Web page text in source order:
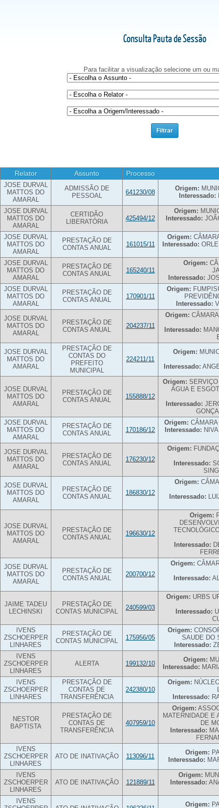
Consulta Pauta de Sessão
Para facilitar a visualização selecione um ou
Relator Assunto Processo
JOSE DURVAL
MATTOS DO
AMARAL
ADMISSÃO DE
PESSOAL
641230/08
Origem:
Interessado:
JOSE DURVAL
MATTOS DO
AMARAL
CERTIDÃO
LIBERATÓRIA
425494/12
Origem:
Interessado:
JOSE DURVAL
MATTOS DO
AMARAL
PRESTAÇÃO DE
CONTAS ANUAL
161015/11
Origem:
Interessado:
JOSE DURVAL
MATTOS DO
AMARAL
PRESTAÇÃO DE
CONTAS ANUAL
165240/11
Origem:
Interessado:
JOSE DURVAL
MATTOS DO
AMARAL
PRESTAÇÃO DE
CONTAS ANUAL
170901/11
Origem:
Interessado:
JOSE DURVAL
MATTOS DO
AMARAL
PRESTAÇÃO DE
CONTAS ANUAL
204237/11
Origem:
Interessado:
JOSE DURVAL
MATTOS DO
AMARAL
PRESTAÇÃO DE
CONTAS DO
PREFEITO
MUNICIPAL
224211/11
Origem:
Interessado:
JOSE DURVAL
MATTOS DO
AMARAL
PRESTAÇÃO DE
CONTAS ANUAL
155888/12
Origem:
ÁGUA E
Interessado:
JOSE DURVAL
MATTOS DO
AMARAL
PRESTAÇÃO DE
CONTAS ANUAL
170186/12
Origem:
Interessado:
JOSE DURVAL
MATTOS DO
AMARAL
PRESTAÇÃO DE
CONTAS ANUAL
176230/12
Origem:
Interessado:
JOSE DURVAL
MATTOS DO
AMARAL
PRESTAÇÃO DE
CONTAS ANUAL
186830/12
Origem:
Interessado:
JOSE DURVAL
MATTOS DO
AMARAL
PRESTAÇÃO DE
CONTAS ANUAL
196630/12
Origem:
Interessado:
JOSE DURVAL
MATTOS DO
AMARAL
PRESTAÇÃO DE
CONTAS ANUAL
200700/12
Origem:
Interessado:
JAIME TADEU
LECHINSKI
PRESTAÇÃO DE
CONTAS MUNICIPAL
240599/03
Origem: URBS
Interessado:
IVENS
ZSCHOERPER
LINHARES
PRESTAÇÃO DE
CONTAS MUNICIPAL
175956/05
Origem:
SAUDE DO
Interessado:
IVENS
ZSCHOERPER
LINHARES
ALERTA 199132/10
Origem:
Interessado:
IVENS
ZSCHOERPER
LINHARES
PRESTAÇÃO DE
CONTAS DE
TRANSFERÊNCIA
242380/10
Origem:
Interessado:
NESTOR
BAPTISTA
PRESTAÇÃO DE
CONTAS DE
TRANSFERÊNCIA
407959/10
Origem:
MATERNIDADE E
DE
Interessado:
IVENS
ZSCHOERPER
LINHARES
ATO DE INATIVAÇÃO 113096/11
Origem:
Interessado:
IVENS
ZSCHOERPER
LINHARES
ATO DE INATIVAÇÃO 121889/11
Origem:
Interessado:
IVENS
Origem: